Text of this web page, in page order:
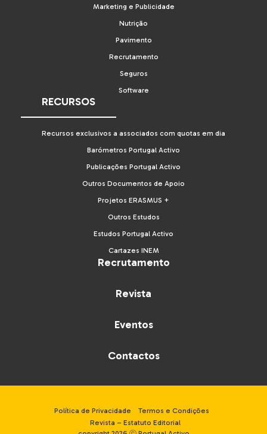
Marketing e Publicidade
Nutrição
Pavimento
Recrutamento
Seguros
Software
RECURSOS
Recursos exclusivos a associados com quotas em dia
Barómetros Portugal Activo
Publicações Portugal Activo
Outros Documentos de Apoio
Projetos ERASMUS +
Outros Estudos
Estudos Portugal Activo
Cartazes INEM
Recrutamento
Revista
Eventos
Contactos
Política de Privacidade
Termos e Condições
Revista – Estatuto Editorial